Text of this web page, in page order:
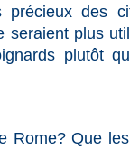
des
seraient plus
plutôt
Rome? Que